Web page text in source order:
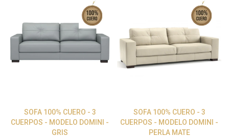
SOFA 100% CUERO - 3
CUERPOS - MODELO DOMINI -
GRIS
SOFA 100% CUERO - 3
CUERPOS - MODELO DOMINI -
PERLA MATE